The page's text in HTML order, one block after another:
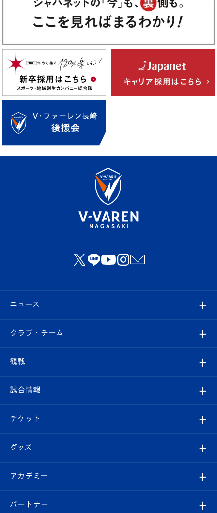
ニュース
すべて
クラブ
試合情報
チケット
イベント
メディア
クラブ・チーム
クラブ概要
エンブレム紹介
スタッフプロフィール
マスコット紹介
観戦
観戦ルール
はじめての観戦ガイド
Revive Team
ヴィヴィくんの長崎おもてなしガイド
試合情報
試合日程/結果
フォトギャラリー
スタジアムグルメ
チケット
チケット
V-LOVERS（ファンクラブ）
グッズ
オンラインショップ
アカデミー
育成からのお知らせ
パートナー